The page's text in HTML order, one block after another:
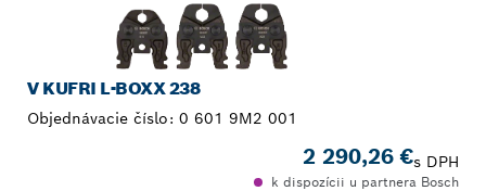
V KUFRI L-BOXX 238
Objednávacie číslo: 0 601 9M2 001
2 290,26 €s DPH
k dispozícii u partnera Bosch